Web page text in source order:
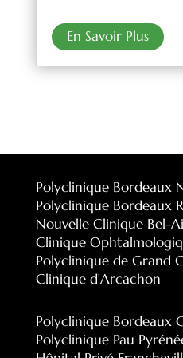
En Savoir Plus
Polyclinique Bordeaux
Polyclinique Bordeaux
Nouvelle Clinique Bel-
Clinique
Polyclinique de Grand
Clinique d’Arcachon
Polyclinique Bordeaux
Polyclinique Pau